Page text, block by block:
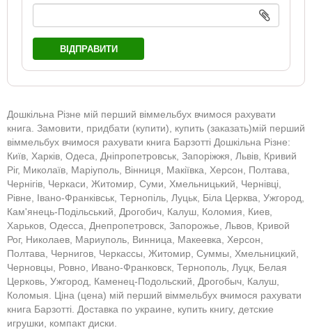
ВІДПРАВИТИ
Дошкільна Різне мій перший віммельбух вчимося рахувати
книга. Замовити, придбати (купити), купить (заказать)мій перший
віммельбух вчимося рахувати книга Барзотті Дошкільна Різне:
Київ, Харків, Одеса, Дніпропетровськ, Запоріжжя, Львів, Кривий
Ріг, Миколаїв, Маріуполь, Вінниця, Макіївка, Херсон, Полтава,
Чернігів, Черкаси, Житомир, Суми, Хмельницький, Чернівці,
Рівне, Івано-Франківськ, Тернопіль, Луцьк, Біла Церква, Ужгород,
Кам'янець-Подільський, Дрогобич, Калуш, Коломия, Киев,
Харьков, Одесса, Днепропетровск, Запорожье, Львов, Кривой
Рог, Николаев, Мариуполь, Винница, Макеевка, Херсон,
Полтава, Чернигов, Черкассы, Житомир, Суммы, Хмельницкий,
Черновцы, Ровно, Ивано-Франковск, Тернополь, Луцк, Белая
Церковь, Ужгород, Каменец-Подольский, Дрогобыч, Калуш,
Коломыя. Ціна (цена) мій перший віммельбух вчимося рахувати
книга Барзотті. Доставка по украине, купить книгу, детские
игрушки, компакт диски.